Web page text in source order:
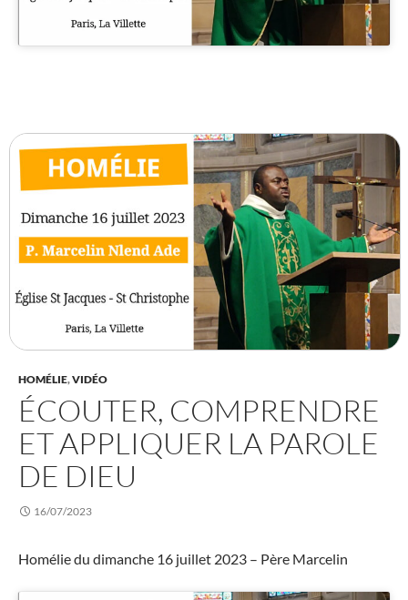
HOMÉLIE,VIDÉO
ÉCOUTER, COMPRENDRE
ET APPLIQUER LA PAROLE
DE DIEU
16/07/2023
Homélie du dimanche 16 juillet 2023 – Père Marcelin